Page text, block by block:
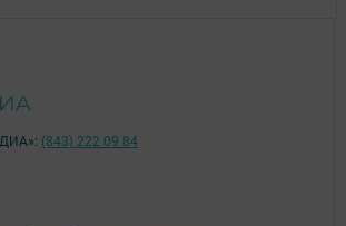
(843) 222 09 84